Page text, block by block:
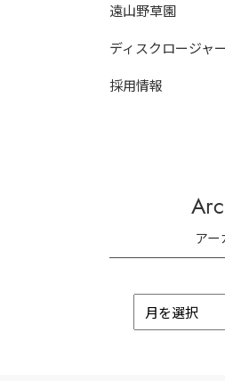
遠山野草園
ディスクロージャ
採用情報
ア